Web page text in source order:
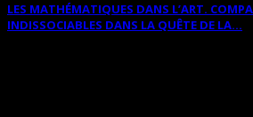
LES MATHÉMATIQUES DANS L’ART.
INDISSOCIABLES DANS LA QUÊTE DE LA...